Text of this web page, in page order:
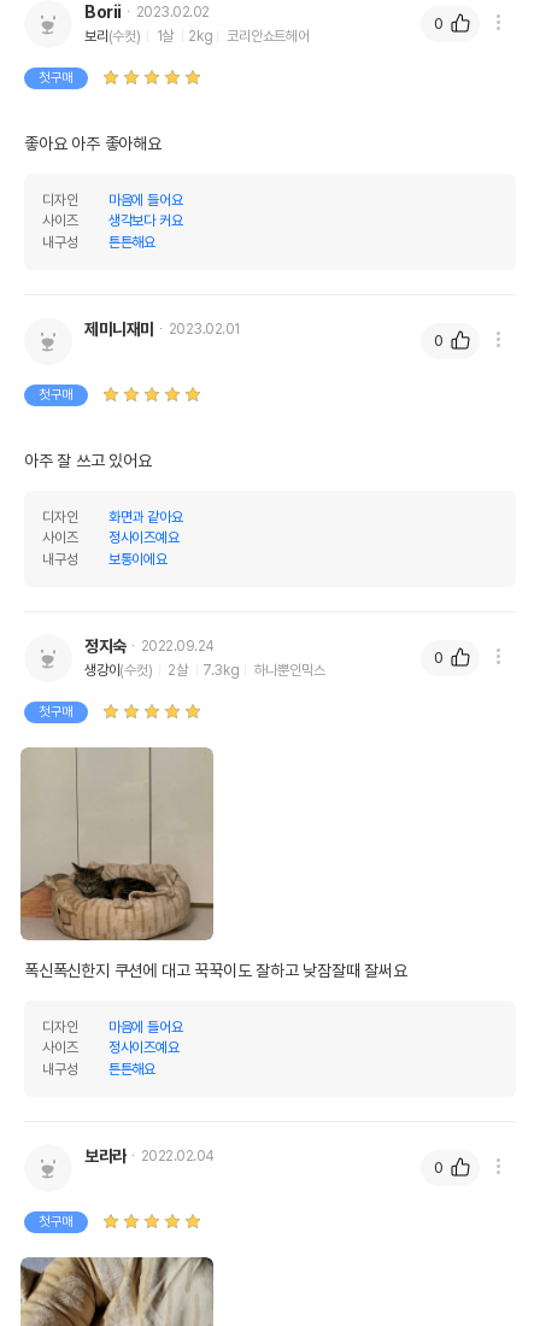
Borii
2023.02.02
보리(수컷) 1살 2kg 코리안쇼트헤어
첫구매
좋아요 아주 좋아해요
디자인
마음에 들어요
사이즈
생각보다 커요
내구성
튼튼해요
0
제미니재미 2023.02.01
첫구매
아주 잘 쓰고 있어요
디자인
화면과 같아요
사이즈
정사이즈예요
내구성
보통이에요
0
정지숙
2022.09.24
생강이(수컷) 2살 7.3kg 하나뿐인믹스
첫구매
폭신폭신한지 쿠션에 대고 꾹꾹이도 잘하고 낮잠잘때 잘써요
디자인
마음에 들어요
사이즈
정사이즈예요
내구성
튼튼해요
0
보라라 2022.02.04
첫구매
0